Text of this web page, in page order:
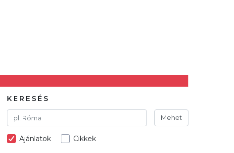
KERESÉS
Mehet
Ajánlatok Cikkek